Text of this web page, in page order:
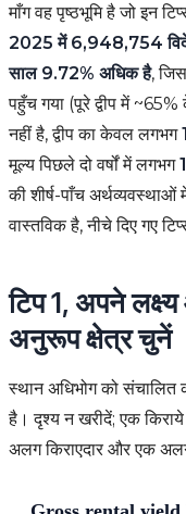
माँग वह पृष्ठभूमि है जो इन
2025 में 6,948,754
साल 9.72% अधिक है,
पहुँच गया (पूरे द्वीप में
नहीं है, द्वीप का केवल लगभग
मूल्य पिछले दो वर्षों में लगभग
की शीर्ष-पाँच
वास्तविक है, नीचे दिए गए
टिप 1, अपने
अनुरूप क्षेत्र चुनें
स्थान अधिभोग को संचालित
है। दृश्य न खरीदें; एक
अलग किराएदार और एक